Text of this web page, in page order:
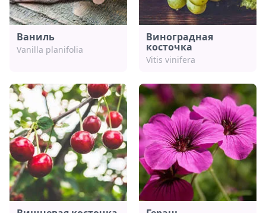
Ваниль
Vanilla planifolia
Виноградная
косточка
Vitis vinifera